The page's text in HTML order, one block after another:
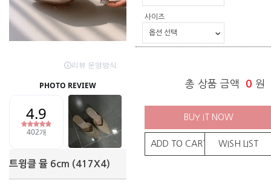
트윙클 뮬 6cm (417X4)
사이즈
총 상품 금액 0 원
BUY IT NOW
ADD TO CART WISH LIST